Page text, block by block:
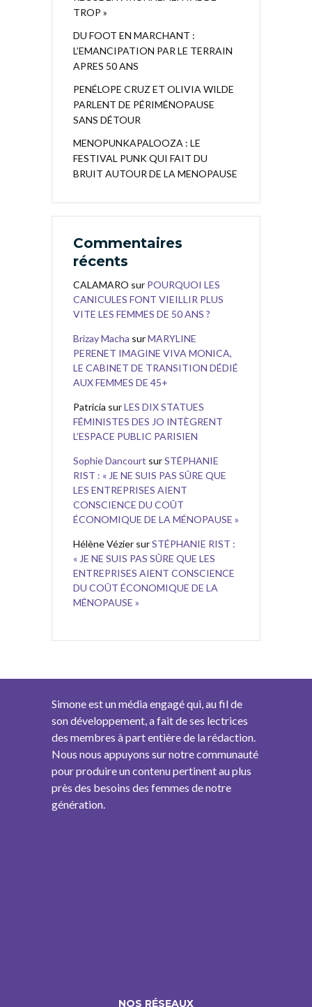
TROP »
DU FOOT EN MARCHANT :
L’EMANCIPATION PAR LE TERRAIN
APRES 50 ANS
PENÉLOPE CRUZ ET OLIVIA WILDE
PARLENT DE PÉRIMÉNOPAUSE
SANS DÉTOUR
MENOPUNKAPALOOZA : LE
FESTIVAL PUNK QUI FAIT DU
BRUIT AUTOUR DE LA MENOPAUSE
Commentaires
récents
CALAMARO sur POURQUOI LES
CANICULES FONT VIEILLIR PLUS
VITE LES FEMMES DE 50 ANS ?
Brizay Macha surMARYLINE
PERENET IMAGINE VIVA MONICA,
LE CABINET DE TRANSITION DÉDIÉ
AUX FEMMES DE 45+
Patricia surLES DIX STATUES
FÉMINISTES DES JO INTÈGRENT
L’ESPACE PUBLIC PARISIEN
Sophie Dancourt surSTÉPHANIE
RIST : « JE NE SUIS PAS SÛRE QUE
LES ENTREPRISES AIENT
CONSCIENCE DU COÛT
ÉCONOMIQUE DE LA MÉNOPAUSE »
Hélène Vézier surSTÉPHANIE RIST :
« JE NE SUIS PAS SÛRE QUE LES
ENTREPRISES AIENT CONSCIENCE
DU COÛT ÉCONOMIQUE DE LA
MÉNOPAUSE »
Simone est un média engagé qui, au fil de
son développement, a fait de ses lectrices
des membres à part entière de la rédaction.
Nous nous appuyons sur notre communauté
pour produire un contenu pertinent au plus
près des besoins des femmes de notre
génération.
NOS RÉSEAUX